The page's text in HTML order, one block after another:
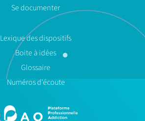
Se documenter
Lexique des dispositifs
Boite à idées
Glossaire
Numéros d'écoute